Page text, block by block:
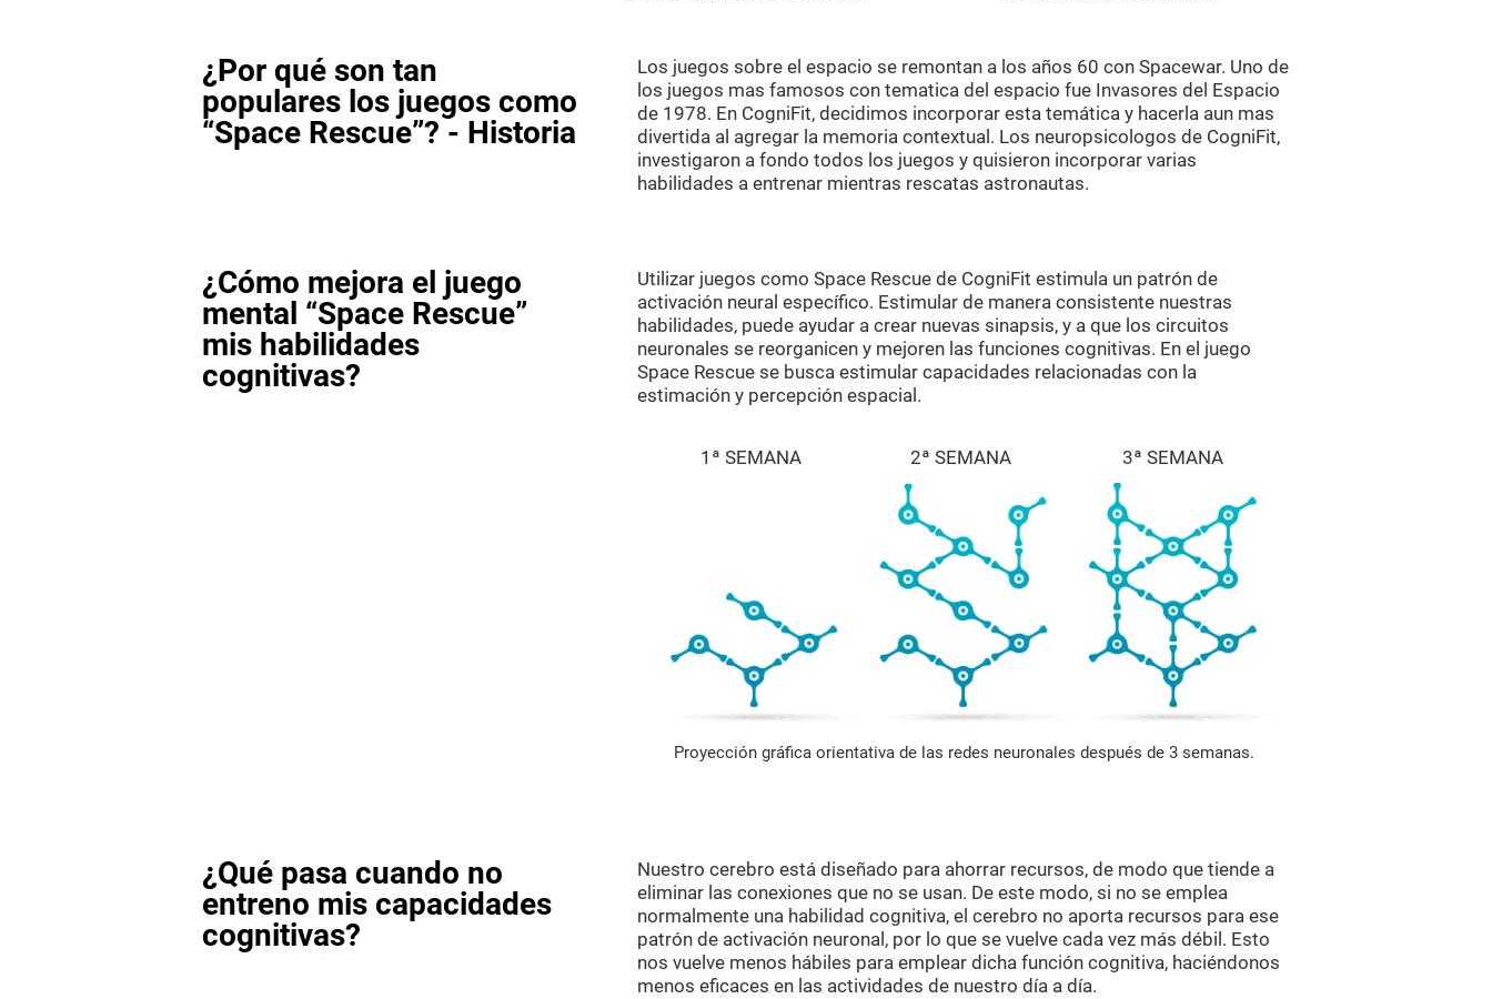
¿Por qué son tan
populares los juegos como
“Space Rescue”? - Historia
Los juegos sobre el espacio se remontan a los años 60 con Spacewar. Uno de
los juegos mas famosos con tematica del espacio fue Invasores del Espacio
de 1978. En CogniFit, decidimos incorporar esta temática y hacerla aun mas
divertida al agregar la memoria contextual. Los neuropsicologos de CogniFit,
investigaron a fondo todos los juegos y quisieron incorporar varias
habilidades a entrenar mientras rescatas astronautas.
¿Cómo mejora el juego
mental “Space Rescue”
mis habilidades
cognitivas?
Utilizar juegos como Space Rescue de CogniFit estimula un patrón de
activación neural específico. Estimular de manera consistente nuestras
habilidades, puede ayudar a crear nuevas sinapsis, y a que los circuitos
neuronales se reorganicen y mejoren las funciones cognitivas. En el juego
Space Rescue se busca estimular capacidades relacionadas con la
estimación y percepción espacial.
1ª SEMANA 2ª SEMANA 3ª SEMANA
Proyección gráfica orientativa de las redes neuronales después de 3 semanas.
¿Qué pasa cuando no
entreno mis capacidades
cognitivas?
Nuestro cerebro está diseñado para ahorrar recursos, de modo que tiende a
eliminar las conexiones que no se usan. De este modo, si no se emplea
normalmente una habilidad cognitiva, el cerebro no aporta recursos para ese
patrón de activación neuronal, por lo que se vuelve cada vez más débil. Esto
nos vuelve menos hábiles para emplear dicha función cognitiva, haciéndonos
menos eficaces en las actividades de nuestro día a día.